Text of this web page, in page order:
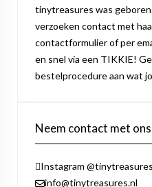
tinytreasures was
verzoeken contact met
contactformulier of per
en snel via een TIKKIE!
bestelprocedure aan wat
Neem contact met
Instagram
info@tinytreasures.nl